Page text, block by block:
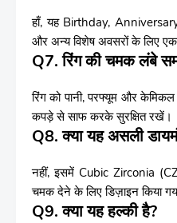
हाँ, यह Birthday,
और अन्य विशेष अवसरों के लिए एक
Q7. रिंग की चमक लंबे
रिंग को पानी, परफ्यूम और
कपड़े से साफ करके सुरक्षित रखें।
Q8. क्या यह असली
नहीं, इसमें Cubic Zirconia
चमक देने के लिए डिज़ाइन किया
Q9. क्या यह हल्की है?